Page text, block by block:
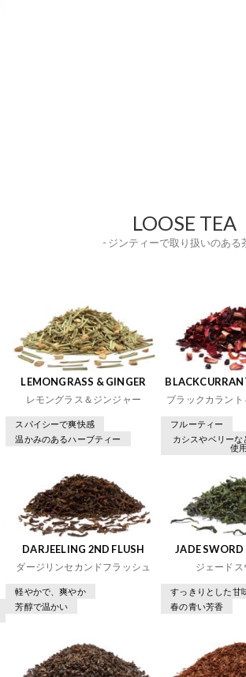
LOOSE TEA
- ジンティーで取り扱いのある
LEMONGRASS & GINGER
レモングラス＆ジンジャー
スパイシーで爽快感
温かみのあるハーブティー
ブラックカラン
フルーティー
カシスやベリー
使
DARJEELING 2ND FLUSH
ダージリンセカンドフラッシュ
軽やかで、爽やか
芳醇で温かい
JADE SWORD
ジェード
すっきりとした甘
春の青い芳香